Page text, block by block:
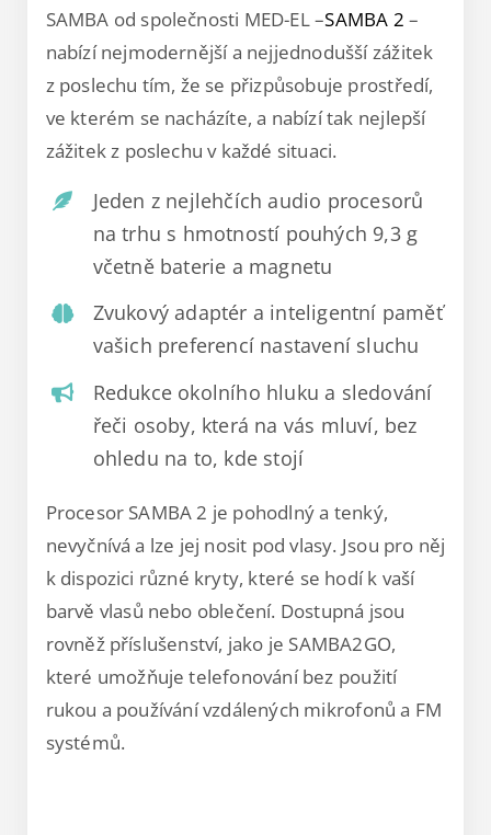
SAMBA od společnosti MED-EL –SAMBA 2 –
nabízí nejmodernější a nejjednodušší zážitek
z poslechu tím, že se přizpůsobuje prostředí,
ve kterém se nacházíte, a nabízí tak nejlepší
zážitek z poslechu v každé situaci.
Jeden z nejlehčích audio procesorů
na trhu s hmotností pouhých 9,3 g
včetně baterie a magnetu
Zvukový adaptér a inteligentní paměť
vašich preferencí nastavení sluchu
Redukce okolního hluku a sledování
řeči osoby, která na vás mluví, bez
ohledu na to, kde stojí
Procesor SAMBA 2 je pohodlný a tenký,
nevyčnívá a lze jej nosit pod vlasy. Jsou pro něj
k dispozici různé kryty, které se hodí k vaší
barvě vlasů nebo oblečení. Dostupná jsou
rovněž příslušenství, jako je SAMBA2GO,
které umožňuje telefonování bez použití
rukou a používání vzdálených mikrofonů a FM
systémů.